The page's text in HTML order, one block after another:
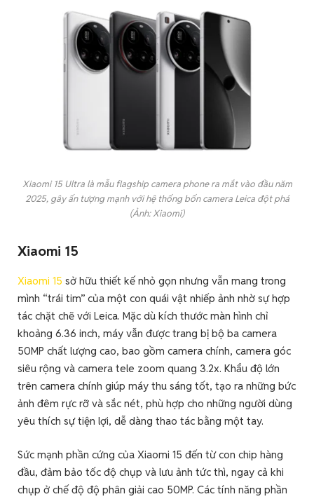
Xiaomi 15 Ultra là mẫu flagship camera phone ra mắt vào đầu năm
2025, gây ấn tượng mạnh với hệ thống bốn camera Leica đột phá
(Ảnh: Xiaomi)
Xiaomi 15
Xiaomi 15 sở hữu thiết kế nhỏ gọn nhưng vẫn mang trong
mình “trái tim” của một con quái vật nhiếp ảnh nhờ sự hợp
tác chặt chẽ với Leica. Mặc dù kích thước màn hình chỉ
khoảng 6.36 inch, máy vẫn được trang bị bộ ba camera
50MP chất lượng cao, bao gồm camera chính, camera góc
siêu rộng và camera tele zoom quang 3.2x. Khẩu độ lớn
trên camera chính giúp máy thu sáng tốt, tạo ra những bức
ảnh đêm rực rỡ và sắc nét, phù hợp cho những người dùng
yêu thích sự tiện lợi, dễ dàng thao tác bằng một tay.
Sức mạnh phần cứng của Xiaomi 15 đến từ con chip hàng
đầu, đảm bảo tốc độ chụp và lưu ảnh tức thì, ngay cả khi
chụp ở chế độ độ phân giải cao 50MP. Các tính năng phần